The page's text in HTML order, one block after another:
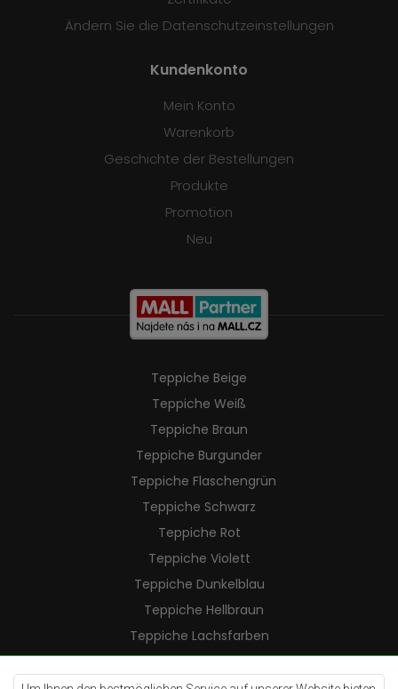
Ändern Sie die Datenschutzeinstellungen
Kundenkonto
Mein Konto
Warenkorb
Geschichte der Bestellungen
Produkte
Promotion
Neu
Teppiche Beige
Teppiche Weiß
Teppiche Braun
Teppiche Burgunder
Teppiche Flaschengrün
Teppiche Schwarz
Teppiche Rot
Teppiche Violett
Teppiche Dunkelblau
Teppiche Hellbraun
Teppiche Lachsfarben
Teppiche Cremefarben